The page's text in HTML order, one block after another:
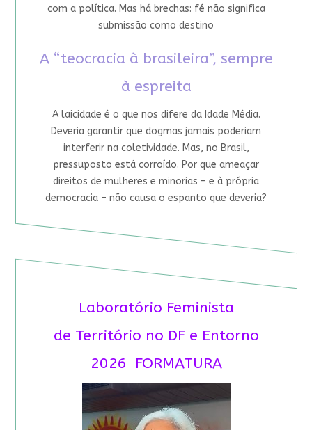
com a política. Mas há brechas: fé não significa
submissão como destino
A “teocracia à brasileira”, sempre
à espreita
A laicidade é o que nos difere da Idade Média.
Deveria garantir que dogmas jamais poderiam
interferir na coletividade. Mas, no Brasil,
pressuposto está corroído. Por que ameaçar
direitos de mulheres e minorias – e à própria
democracia – não causa o espanto que deveria?
Laboratório Feminista
de Território no DF e Entorno
2026 FORMATURA